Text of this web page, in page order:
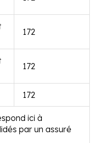
172
172
172
ici à
par un assuré